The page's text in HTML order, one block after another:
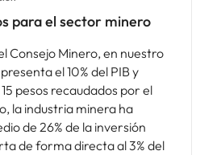
para el sector minero
Consejo Minero, en nuestro
el 10% del PIB y
pesos recaudados por el
la industria minera ha
de 26% de la inversión
de forma directa al 3% del